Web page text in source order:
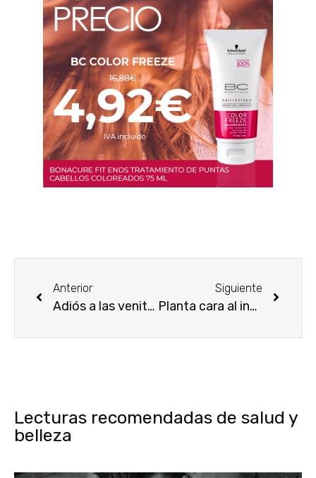
Anterior
Adiós a las venitas
Siguiente
Planta cara al invierno
Lecturas recomendadas de salud y
belleza